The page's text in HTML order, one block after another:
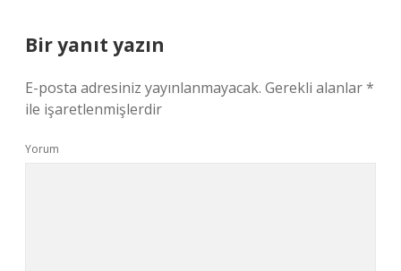
Bir yanıt yazın
E-posta adresiniz yayınlanmayacak. Gerekli alanlar*
ile işaretlenmişlerdir
Yorum